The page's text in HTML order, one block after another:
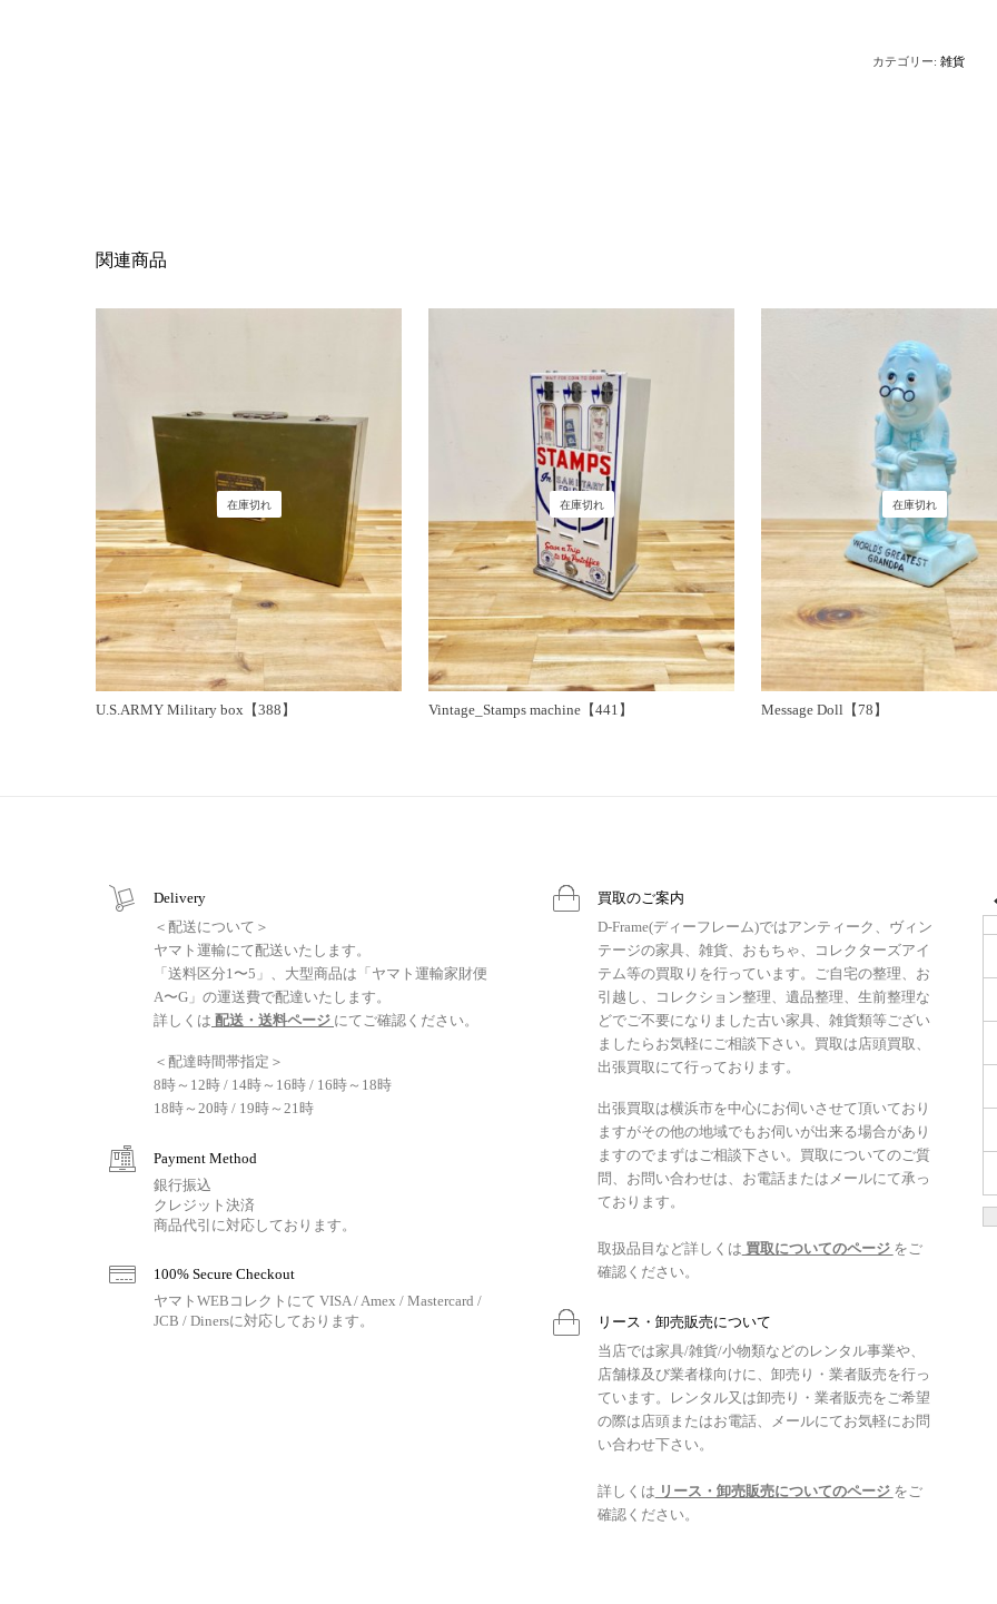
カテゴリー: 雑貨
関連商品
在庫切れ
U.S.ARMY Military box【388】
在庫切れ
Vintage_Stamps machine【441】
在庫切れ
Message Doll【78】
Delivery
＜配送について＞
ヤマト運輸にて配送いたします。
「送料区分1〜5」、大型商品は「ヤマト運輸家財便
A〜G」の運送費で配達いたします。
詳しくは 配送・送料ページ にてご確認ください。
＜配達時間帯指定＞
8時～12時 / 14時～16時 / 16時～18時
18時～20時 / 19時～21時
Payment Method
銀行振込
クレジット決済
商品代引に対応しております。
100% Secure Checkout
ヤマトWEBコレクトにて VISA / Amex / Mastercard /
JCB / Dinersに対応しております。
買取のご案内
D-Frame(ディーフレーム)ではアンティーク、ヴィン
テージの家具、雑貨、おもちゃ、コレクターズアイ
テム等の買取りを行っています。ご自宅の整理、お
引越し、コレクション整理、遺品整理、生前整理な
どでご不要になりました古い家具、雑貨類等ござい
ましたらお気軽にご相談下さい。買取は店頭買取、
出張買取にて行っております。
出張買取は横浜市を中心にお伺いさせて頂いており
ますがその他の地域でもお伺いが出来る場合があり
ますのでまずはご相談下さい。買取についてのご質
問、お問い合わせは、お電話またはメールにて承っ
ております。
取扱品目など詳しくは 買取についてのページ をご
確認ください。
リース・卸売販売について
当店では家具/雑貨/小物類などのレンタル事業や、
店舗様及び業者様向けに、卸売り・業者販売を行っ
ています。レンタル又は卸売り・業者販売をご希望
の際は店頭またはお電話、メールにてお気軽にお問
い合わせ下さい。
詳しくは リース・卸売販売についてのページ をご
確認ください。